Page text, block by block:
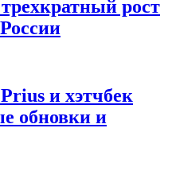
рост
и хэтчбек
обновки и